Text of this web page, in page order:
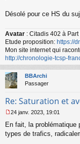
Désolé pour ce HS du
Avatar : Citadis 402 à Part
Etude proposition: https://
Mon site internet qui
http://chronologie-tcsp-
BBArchi
Passager
Re: Saturation et
e
s
24 janv. 2023, 19:01
En fait, la problématique
types de trafics,